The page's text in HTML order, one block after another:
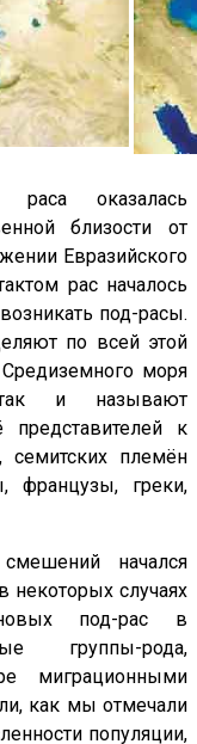
оказалась
близости от
Евразийского
рас началось
под-расы.
по всей этой
моря
и называют
к
племён
французы, греки,
начался
случаях
под-рас в
группы-рода,
миграционными
как мы отмечали
популяции,